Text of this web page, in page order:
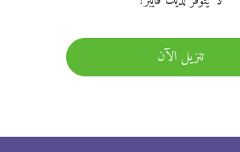
تنزيل الآن